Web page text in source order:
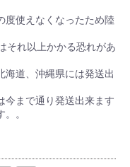
度使えなくなったため陸
それ以上かかる恐れがあ
海道、沖縄県には発送出
今まで通り発送出来ます
。